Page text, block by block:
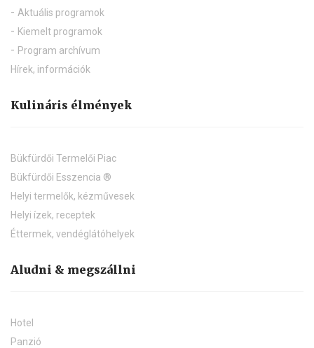
Aktuális programok
Kiemelt programok
Program archívum
Hírek, információk
Kulináris élmények
Bükfürdői Termelői Piac
Bükfürdői Esszencia ®
Helyi termelők, kézművesek
Helyi ízek, receptek
Éttermek, vendéglátóhelyek
Aludni & megszállni
Hotel
Panzió